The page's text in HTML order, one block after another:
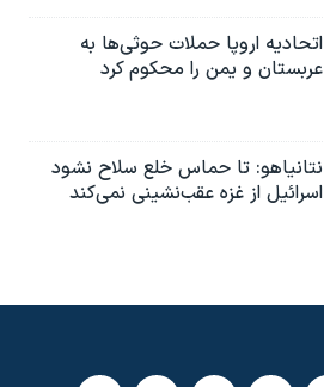
اتحادیه اروپا حملات حوثی‌ها به
عربستان و یمن را محکوم کرد
نتانیاهو: تا حماس خلع سلاح نشود
اسرائیل از غزه عقب‌نشینی نمی‌کند